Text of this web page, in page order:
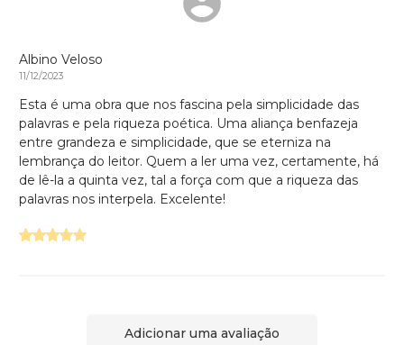
Albino Veloso
11/12/2023
Esta é uma obra que nos fascina pela simplicidade das
palavras e pela riqueza poética. Uma aliança benfazeja
entre grandeza e simplicidade, que se eterniza na
lembrança do leitor. Quem a ler uma vez, certamente, há
de lê-la a quinta vez, tal a força com que a riqueza das
palavras nos interpela. Excelente!
Adicionar uma avaliação